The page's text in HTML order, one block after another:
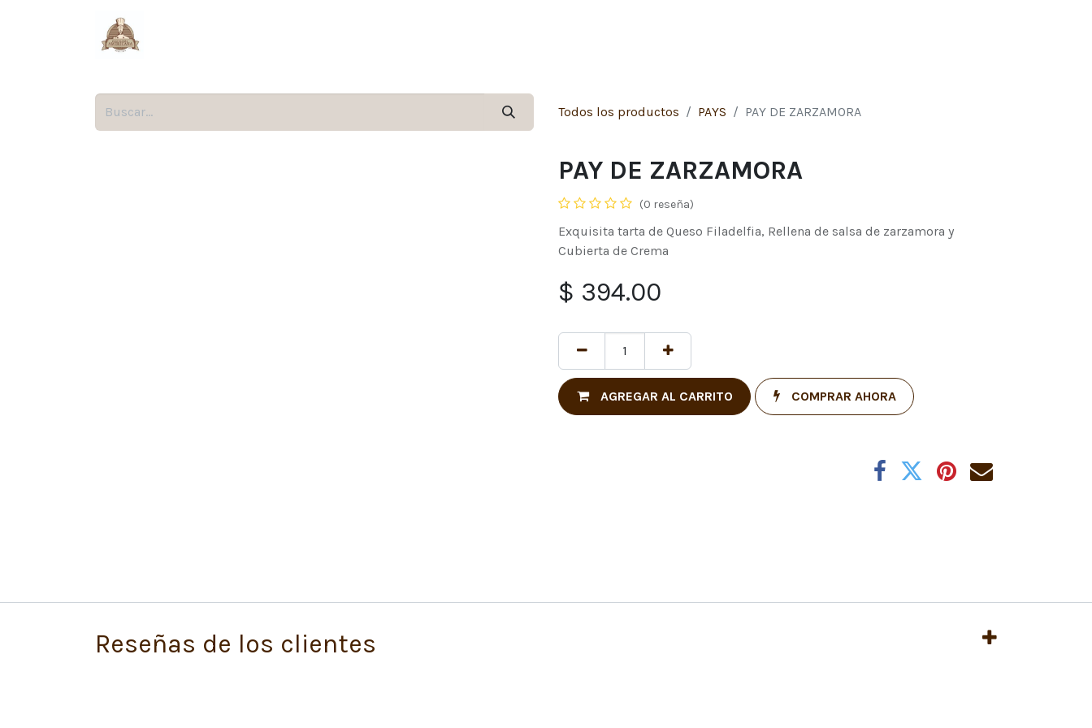
Todos los productos PAYS PAY DE ZARZAMORA
PAY DE ZARZAMORA
(0 reseña)
Exquisita tarta de Queso Filadelfia, Rellena de salsa de zarzamora y
Cubierta de Crema
$ 394.00
AGREGAR AL CARRITO COMPRAR AHORA
Reseñas de los clientes